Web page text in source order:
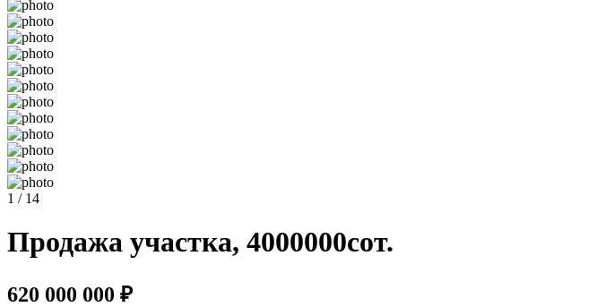
1 / 14
Продажа участка, 4000000сот.
620 000 000 ₽